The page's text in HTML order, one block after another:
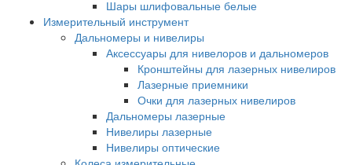
Шары шлифовальные белые
Измерительный инструмент
Дальномеры и нивелиры
Аксессуары для нивелоров и дальномеров
Кронштейны для лазерных нивелиров
Лазерные приемники
Очки для лазерных нивелиров
Дальномеры лазерные
Нивелиры лазерные
Нивелиры оптические